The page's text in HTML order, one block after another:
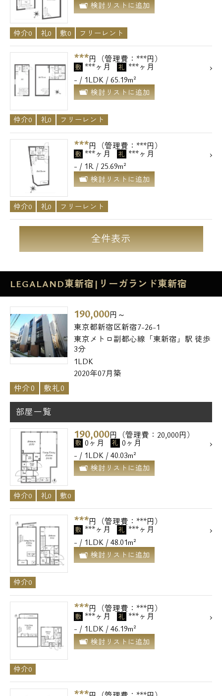
検討リストに追加
仲介0 礼0 敷0 フリーレント
***円（管理費：***円）
敷 ***ヶ月 礼 ***ヶ月
- / 1LDK / 65.19m²
検討リストに追加
仲介0 礼0 フリーレント
***円（管理費：***円）
敷 ***ヶ月 礼 ***ヶ月
- / 1R / 25.69m²
検討リストに追加
仲介0 礼0 フリーレント
全件表示
LEGALAND東新宿|リーガランド東新宿
190,000円～
東京都新宿区新宿7-26-1
東京メトロ副都心線「東新宿」駅 徒歩
3分
1LDK
2020年07月築
仲介0
敷礼0
部屋一覧
190,000円（管理費：20,000円）
敷 0ヶ月 礼 0ヶ月
- / 1LDK / 40.03m²
検討リストに追加
仲介0 礼0 敷0
***円（管理費：***円）
敷 ***ヶ月 礼 ***ヶ月
- / 1LDK / 48.01m²
検討リストに追加
仲介0
***円（管理費：***円）
敷 ***ヶ月 礼 ***ヶ月
- / 1LDK / 46.19m²
検討リストに追加
仲介0
電話でお問い合わせ
営業時間 10：00～18：00